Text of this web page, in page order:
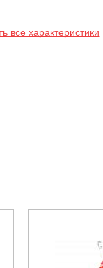
все характеристики